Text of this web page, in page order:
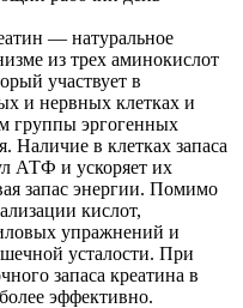
— натуральное
из трех аминокислот
участвует в
и нервных клетках и
группы эргогенных
Наличие в клетках запаса
АТФ и ускоряет их
запас энергии. Помимо
кислот,
упражнений и
усталости. При
запаса креатина в
эффективно.